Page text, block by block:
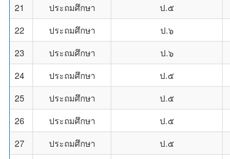
21
ประถมศึกษา ป.๕
22
ประถมศึกษา ป.๖
23
ประถมศึกษา ป.๖
24
ประถมศึกษา ป.๕
25
ประถมศึกษา ป.๕
26
ประถมศึกษา ป.๕
27
ประถมศึกษา ป.๕